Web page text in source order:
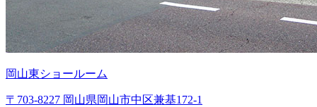
岡山東ショールーム
〒703-8227 岡山県岡山市中区兼基172-1